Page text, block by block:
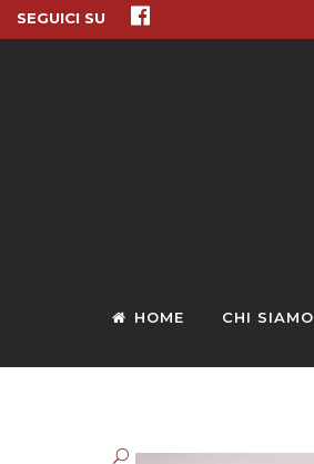
SEGUICI SU
HOME CHI SIAMO